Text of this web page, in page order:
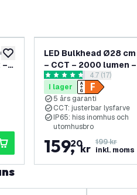
lägg till i önskelistan
–
LED Bulkhead Ø28
– CCT – 2000 lumen
– IP65 vattentät – 5
garanti
öppna
4.7 stjärnbetyg4.7 (17)
I lager
5 års garanti
CCT: justerbar lysfarve
IP65: hiss inomhus och
utomhusbro
159,
20kr 199 kr
inkl. moms